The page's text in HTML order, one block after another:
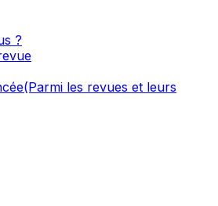
?
(Parmi les revues et leurs